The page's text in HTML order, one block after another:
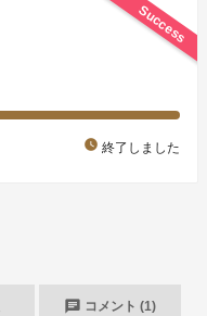
Success
watch_later 終了しました
chat コメント (1)